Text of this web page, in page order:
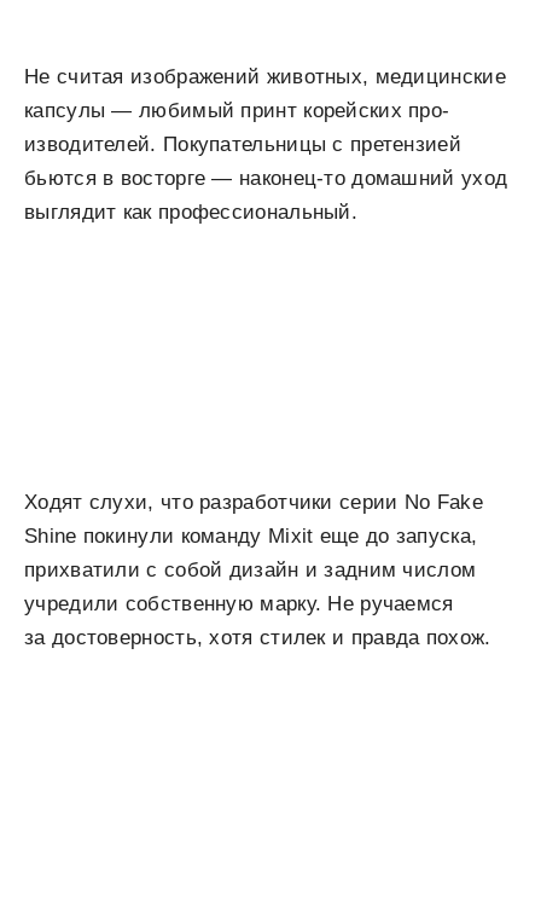
Не считая изображений животных, медицинские
капсулы — любимый принт корейских про­
изводителей. Покупательницы с претензией
бьются в вос­торге — наконец-то дома­шний уход
выглядит как профессиональный.
Ходят слухи, что разработчики серии No Fake
Shine покинули команду Mixit еще до запуска,
прихватили с собой дизайн и задним числом
учредили собственную марку. Не ручаемся
за достоверность, хотя стилек и правда похож.